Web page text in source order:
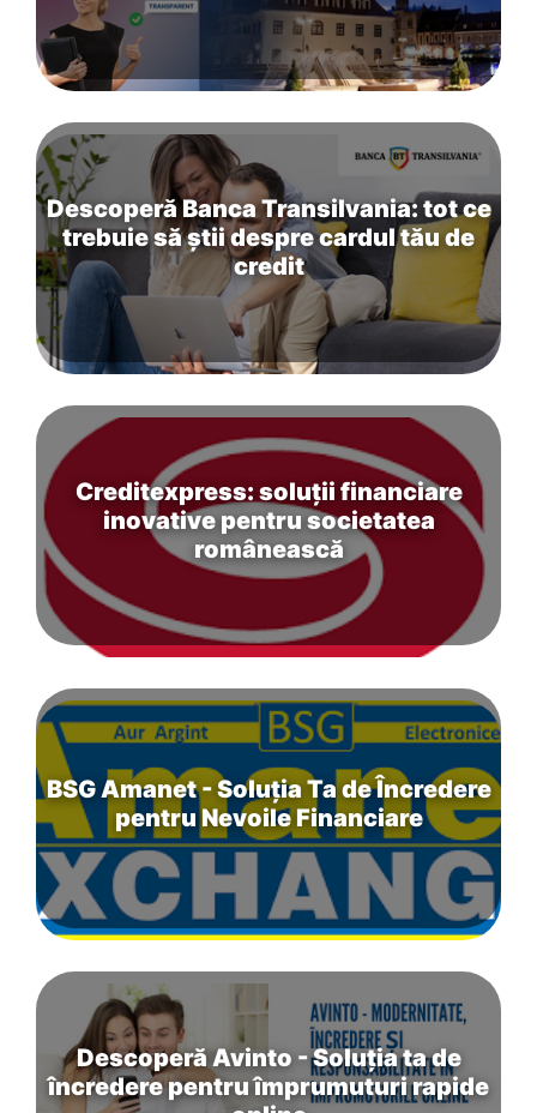
Descoperă Banca Transilvania: tot ce
trebuie să știi despre cardul tău de
credit
Creditexpress: soluții financiare
inovative pentru societatea
românească
BSG Amanet - Soluția Ta de Încredere
pentru Nevoile Financiare
Descoperă Avinto - Soluția ta de
încredere pentru împrumuturi rapide